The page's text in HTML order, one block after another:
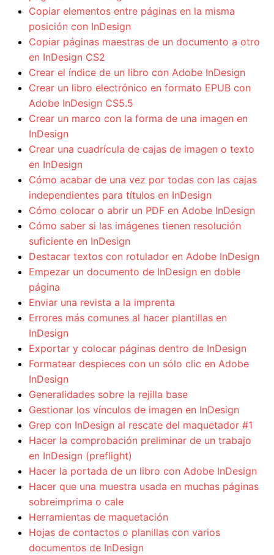
Copiar elementos entre páginas en la misma
posición con InDesign
Copiar páginas maestras de un documento a otro
en InDesign CS2
Crear el índice de un libro con Adobe InDesign
Crear un libro electrónico en formato EPUB con
Adobe InDesign CS5.5
Crear un marco con la forma de una imagen en
InDesign
Crear una cuadrícula de cajas de imagen o texto
en InDesign
Cómo acabar de una vez por todas con las cajas
independientes para títulos en InDesign
Cómo colocar o abrir un PDF en Adobe InDesign
Cómo saber si las imágenes tienen resolución
suficiente en InDesign
Destacar textos con rotulador en Adobe InDesign
Empezar un documento de InDesign en doble
página
Enviar una revista a la imprenta
Errores más comunes al hacer plantillas en
InDesign
Exportar y colocar páginas dentro de InDesign
Formatear despieces con un sólo clic en Adobe
InDesign
Generalidades sobre la rejilla base
Gestionar los vínculos de imagen en InDesign
Grep con InDesign al rescate del maquetador #1
Hacer la comprobación preliminar de un trabajo
en InDesign (preflight)
Hacer la portada de un libro con Adobe InDesign
Hacer que una muestra usada en muchas páginas
sobreimprima o cale
Herramientas de maquetación
Hojas de contactos o planillas con varios
documentos de InDesign